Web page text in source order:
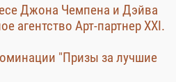
Джона Чемпена и Дэйва
агентство Арт-партнер XXI.
"Призы за лучшие